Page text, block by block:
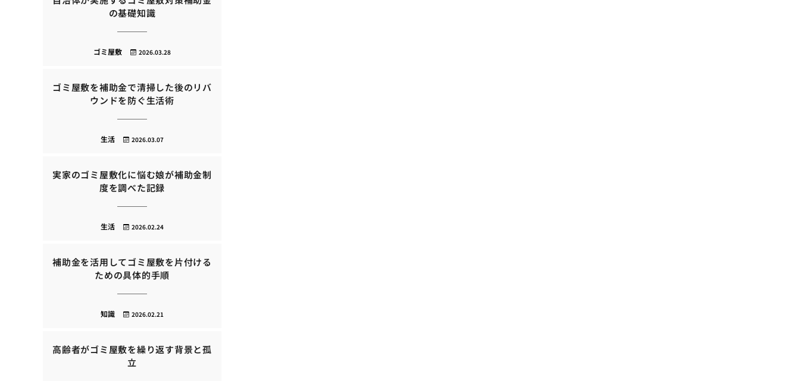
の基礎知識
2026.03.28
ゴミ屋敷
ゴミ屋敷を補助金で清掃した後のリバ
ウンドを防ぐ生活術
2026.03.07
生活
実家のゴミ屋敷化に悩む娘が補助金制
度を調べた記録
2026.02.24
生活
補助金を活用してゴミ屋敷を片付ける
ための具体的手順
2026.02.21
知識
高齢者がゴミ屋敷を繰り返す背景と孤
立